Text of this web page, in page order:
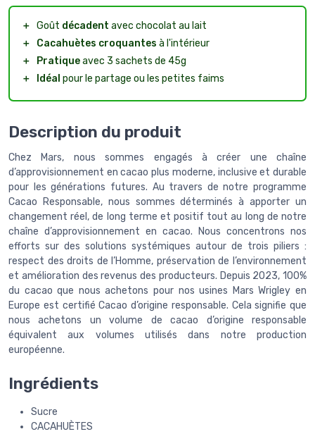
＋ Goût décadent avec chocolat au lait
＋
Cacahuètes croquantes à l'intérieur
＋
Pratiqueavec 3 sachets de 45g
＋
Idéal pour le partage ou les petites faims
Description du produit
Chez Mars, nous sommes engagés à créer une chaîne
d’approvisionnement en cacao plus moderne, inclusive et durable
pour les générations futures. Au travers de notre programme
Cacao Responsable, nous sommes déterminés à apporter un
changement réel, de long terme et positif tout au long de notre
chaîne d’approvisionnement en cacao. Nous concentrons nos
efforts sur des solutions systémiques autour de trois piliers :
respect des droits de l’Homme, préservation de l’environnement
et amélioration des revenus des producteurs. Depuis 2023, 100%
du cacao que nous achetons pour nos usines Mars Wrigley en
Europe est certifié Cacao d’origine responsable. Cela signifie que
nous achetons un volume de cacao d’origine responsable
équivalent aux volumes utilisés dans notre production
européenne.
Ingrédients
Sucre
CACAHUÈTES